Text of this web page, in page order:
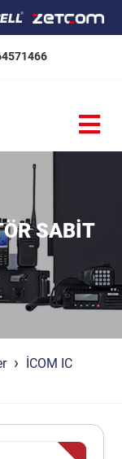
SABIT
İCOM IC